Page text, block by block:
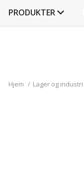
PRODUKTER
Hjem / Lager og industri